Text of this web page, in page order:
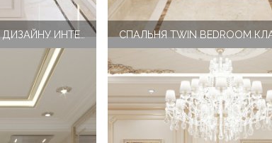
ЭЛИТНЫЕ РЕШЕНИЯ ПО ДИЗАЙНУ ИНТЕРЬЕРА ВАННОЙ КОМНАТЫ ОТ THE ANTONOVICH GROUP